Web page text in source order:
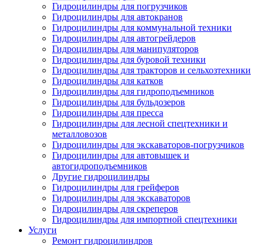
Гидроцилиндры для погрузчиков
Гидроцилиндры для автокранов
Гидроцилиндры для коммунальной техники
Гидроцилиндры для автогрейдеров
Гидроцилиндры для манипуляторов
Гидроцилиндры для буровой техники
Гидроцилиндры для тракторов и сельхозтехники
Гидроцилиндры для катков
Гидроцилиндры для гидроподъемников
Гидроцилиндры для бульдозеров
Гидроцилиндры для пресса
Гидроцилиндры для лесной спецтехники и
металловозов
Гидроцилиндры для экскаваторов-погрузчиков
Гидроцилиндры для автовышек и
автогидроподъемников
Другие гидроцилиндры
Гидроцилиндры для грейферов
Гидроцилиндры для экскаваторов
Гидроцилиндры для скреперов
Гидроцилиндры для импортной спецтехники
Услуги
Ремонт гидроцилиндров